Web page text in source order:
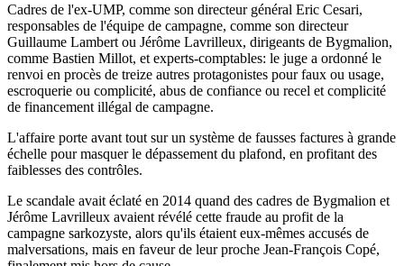
Cadres de l'ex-UMP, comme son directeur général Eric Cesari,
responsables de l'équipe de campagne, comme son directeur
Guillaume Lambert ou Jérôme Lavrilleux, dirigeants de Bygmalion,
comme Bastien Millot, et experts-comptables: le juge a ordonné le
renvoi en procès de treize autres protagonistes pour faux ou usage,
escroquerie ou complicité, abus de confiance ou recel et complicité
de financement illégal de campagne.
L'affaire porte avant tout sur un système de fausses factures à grande
échelle pour masquer le dépassement du plafond, en profitant des
faiblesses des contrôles.
Le scandale avait éclaté en 2014 quand des cadres de Bygmalion et
Jérôme Lavrilleux avaient révélé cette fraude au profit de la
campagne sarkozyste, alors qu'ils étaient eux-mêmes accusés de
malversations, mais en faveur de leur proche Jean-François Copé,